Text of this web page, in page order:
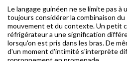
Le langage guinéen ne se limite pas à
toujours considérer la combinaison du
mouvement et du contexte. Un petit
réfrigérateur a une signification
lorsqu'on est pris dans les bras. De
d'un moment d'intimité s'interprète